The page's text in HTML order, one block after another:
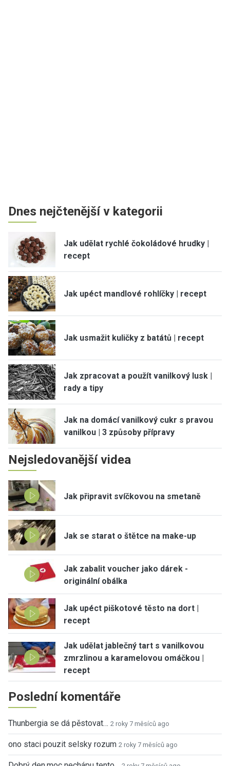
Dnes nejčtenější v kategorii
Jak udělat rychlé čokoládové hrudky |
recept
Jak upéct mandlové rohlíčky | recept
Jak usmažit kuličky z batátů | recept
Jak zpracovat a použít vanilkový lusk |
rady a tipy
Jak na domácí vanilkový cukr s pravou
vanilkou | 3 způsoby přípravy
Nejsledovanější videa
Jak připravit svíčkovou na smetaně
Jak se starat o štětce na make-up
Jak zabalit voucher jako dárek -
originální obálka
Jak upéct piškotové těsto na dort |
recept
Jak udělat jablečný tart s vanilkovou
zmrzlinou a karamelovou omáčkou |
recept
Poslední komentáře
Thunbergia se dá pěstovat… 2 roky 7 měsíců ago
ono staci pouzit selsky rozum 2 roky 7 měsíců ago